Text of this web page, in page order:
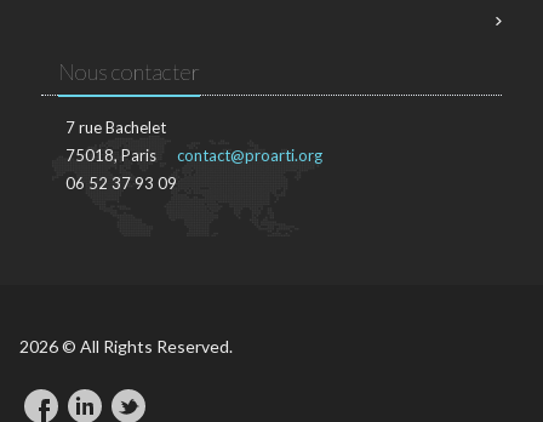
Nous contacter
7 rue Bachelet
75018, Paris
06 52 37 93 09
contact@proarti.org
2026 © All Rights Reserved.